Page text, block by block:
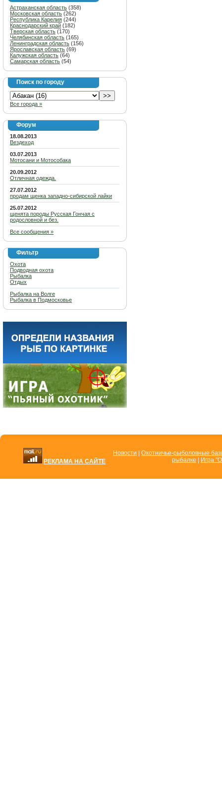
Астраханская область (358)
Московская область (262)
Республика Карелия (244)
Краснодарский край (182)
Тверская область (170)
Челябинская область (165)
Ленинградская область (156)
Ярославская область (69)
Калужская область (64)
Самарская область (54)
Поиск по городу
Все города »
Форум
18.08.2013
Вездеход
03.07.2013
Мотосани и Мотособака
20.09.2012
Отличная одежда.
27.07.2012
продам щенка западно-сибирской лайки
25.07.2012
щенята породы Русская Гончая с
родословной и без.
Все сообщения »
Фильтр
Охота
Подводная охота
Рыбалка
Отдых
Рыбалка на Волге
Рыбалка в Подмосковье
РЕКЛАМА НА САЙТЕ
Новости
Охотничье-рыболовные
рыбалке
Игра